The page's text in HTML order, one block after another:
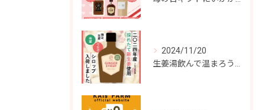
2024/11/20